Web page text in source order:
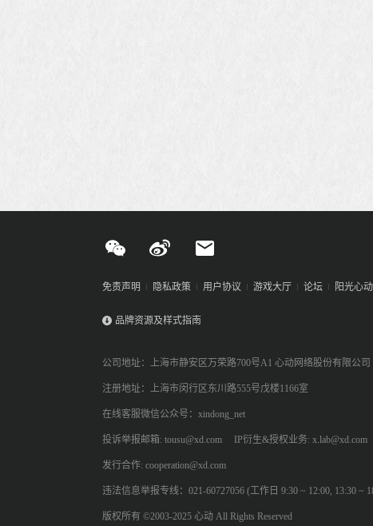
免责声明 隐私政策 用户协议 游戏大厅 论坛 阳光心动
品牌资源及样式指南
公司地址：上海市静安区万荣路700号A1 心动网络股份有限公司
注册地址：上海市闵行区东川路555号戊楼1166室
在线客服微信公众号：xindong_net
投诉举报邮箱: tousu@xd.com IP衍生&授权业务: x.lab@xd.com
发行合作: cooperation@xd.com
违法信息举报专线：021-60727056 (工作日 9:30 ~ 12:00, 13:30 ~
版权所有 ©2003-2025 心动 All Rights Reserved